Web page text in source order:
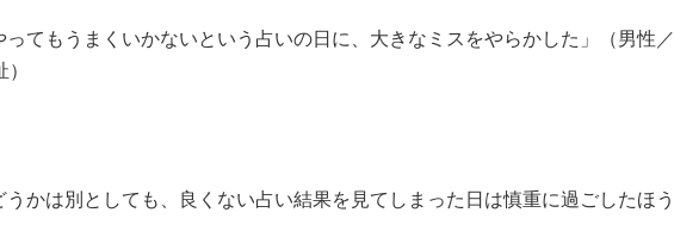
ってもうまくいかないという占いの日に、大きなミスをやらかした」（男性／
かは別としても、良くない占い結果を見てしまった日は慎重に過ごしたほう